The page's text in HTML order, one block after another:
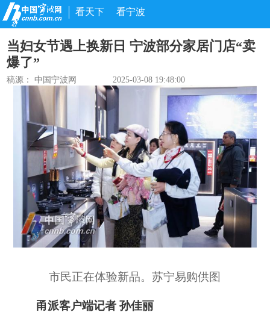
看天下 看宁波
当妇女节遇上换新日 宁波部分家居门店“卖
爆了”
稿源： 中国宁波网 2025-03-08 19:48:00
市民正在体验新品。苏宁易购供图
甬派客户端记者 孙佳丽